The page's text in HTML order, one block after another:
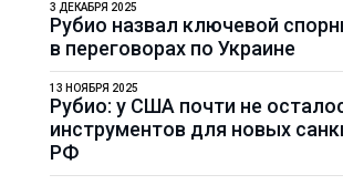
Рубио назвал ключевой
в переговорах по Украине
3 ДЕКАБРЯ 2025
Рубио: у США почти не
инструментов для новых
РФ
13 НОЯБРЯ 2025